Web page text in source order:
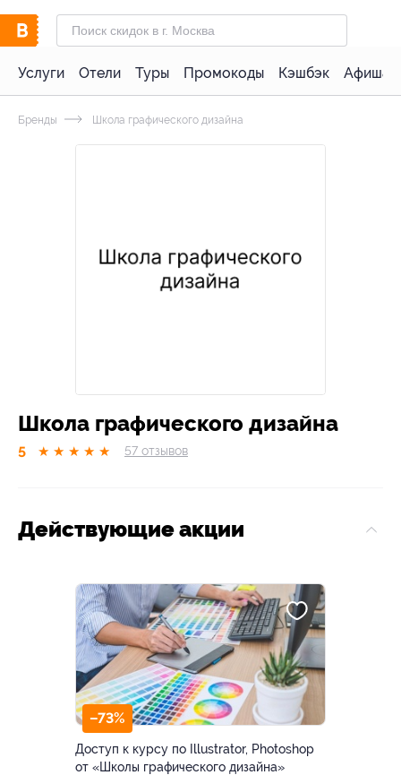
Услуги Отели Туры Промокоды Кэшбэк Афиша
Бренды Школа графического дизайна
Школа графического дизайна
5 ★ ★ ★ ★ ★ 57 отзывов
Действующие акции
–73%
Доступ к курсу по Illustrator, Photoshop
от «Школы графического дизайна»